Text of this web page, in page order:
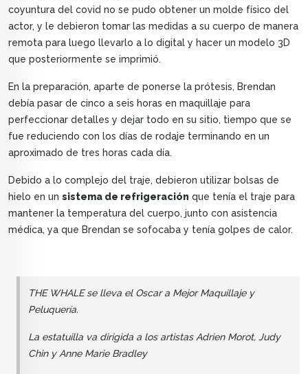
coyuntura del covid no se pudo obtener un molde físico del
actor, y le debieron tomar las medidas a su cuerpo de manera
remota para luego llevarlo a lo digital y hacer un modelo 3D
que posteriormente se imprimió.
En la preparación, aparte de ponerse la prótesis, Brendan
debía pasar de cinco a seis horas en maquillaje para
perfeccionar detalles y dejar todo en su sitio, tiempo que se
fue reduciendo con los días de rodaje terminando en un
aproximado de tres horas cada día.
Debido a lo complejo del traje, debieron utilizar bolsas de
hielo en un sistema de refrigeración que tenía el traje para
mantener la temperatura del cuerpo, junto con asistencia
médica, ya que Brendan se sofocaba y tenía golpes de calor.
THE WHALE se lleva el Oscar a Mejor Maquillaje y
Peluquería.
La estatuilla va dirigida a los artistas Adrien Morot, Judy
Chin y Anne Marie Bradley